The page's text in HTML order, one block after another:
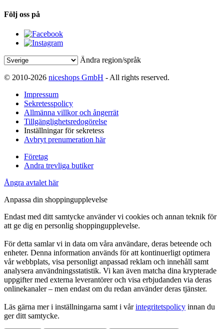
Följ oss på
Ändra region/språk
© 2010-2026 niceshops GmbH - All rights reserved.
Impressum
Sekretesspolicy
Allmänna villkor och ångerrät
Tillgänglighetsredogörelse
Inställningar för sekretess
Avbryt prenumeration här
Företag
Andra trevliga butiker
Ångra avtalet här
Anpassa din shoppingupplevelse
Endast med ditt samtycke använder vi cookies och annan teknik för
att ge dig en personlig shoppingupplevelse.
För detta samlar vi in data om våra användare, deras beteende och
enheter. Denna information används för att kontinuerligt optimera
vår webbplats, visa personligt anpassad reklam och innehåll samt
analysera användningsstatistik. Vi kan även matcha dina krypterade
uppgifter med externa leverantörer och visa erbjudanden via deras
onlinekanaler – men endast om du redan använder deras tjänster.
Läs gärna mer i inställningarna samt i vårintegritetspolicy innan du
ger ditt samtycke.